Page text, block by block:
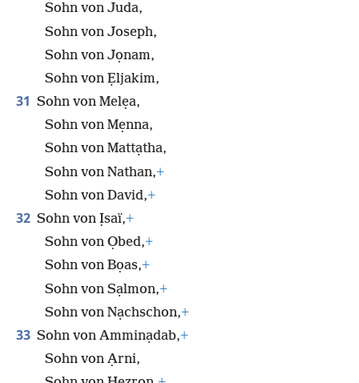
Sohn von Juda,
Sohn von Joseph,
Sohn von Jọnam,
Sohn von Ẹljakim,
31 Sohn von Melẹa,
Sohn von Mẹnna,
Sohn von Mattạtha,
Sohn von Nathan,+
Sohn von David,+
32 Sohn von Ịsaï,+
Sohn von Ọbed,+
Sohn von Bọas,+
Sohn von Sạlmon,+
Sohn von Nạchschon,+
33 Sohn von Amminạdab,+
Sohn von Ạrni,